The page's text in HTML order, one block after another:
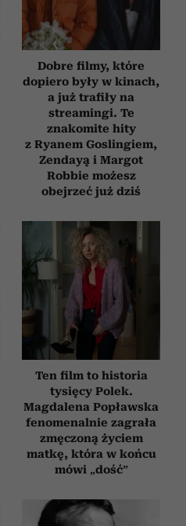
Dobre filmy, które
dopiero były w kinach,
a już trafiły na
streamingi. Te
znakomite hity
z Ryanem Goslingiem,
Zendayą i Margot
Robbie możesz
obejrzeć już dziś
Ten film to historia
tysięcy Polek.
Magdalena Popławska
fenomenalnie zagrała
zmęczoną życiem
matkę, która w końcu
mówi „dość”